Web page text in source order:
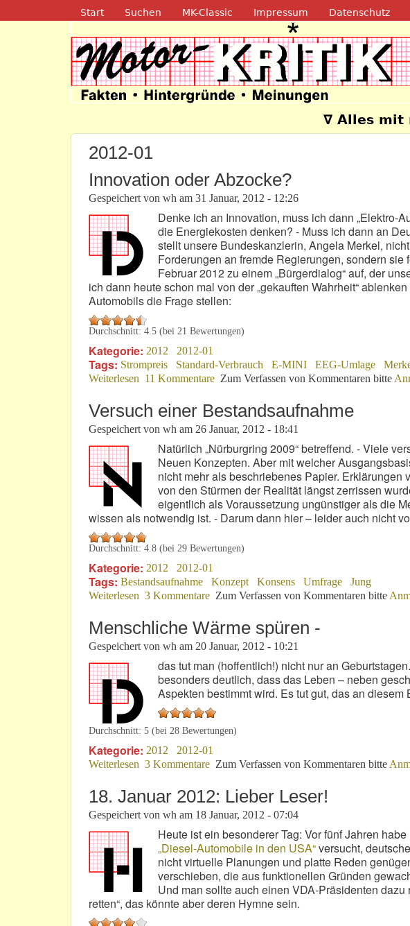
Navigation
Start Suchen MK-Classic Impressum Datenschutz
Motor-Kritik.de∇ Alles mit
2012-01
Innovation oder Abzocke?
Gespeichert von wh am 31 Januar, 2012 - 12:26
Denke ich an Innovation, muss ich dann „Elektro-
die Energiekosten denken? - Muss ich dann an
stellt unsere Bundeskanzlerin, Angela Merkel,
Forderungen an fremde Regierungen, sondern sie
Februar 2012 zu einem „Bürgerdialog“ auf, der
ich dann heute schon mal von der „gekauften Wahrheit“
Automobils die Frage stellen:
Durchschnitt: 4.5 (bei 21 Bewertungen)
Kategorie: 2012 2012-01
Tags: Strompreis Standard-Verbrauch E-MINI EEG-Umlage
Weiterlesen über Innovation oder Abzocke?
11 Kommentare Zum Verfassen von Kommentaren bitte
Versuch einer Bestandsaufnahme
Gespeichert von wh am 26 Januar, 2012 - 18:41
Natürlich „Nürburgring 2009“ betreffend. - Viele
Neuen Konzepten. Aber mit welcher
nicht mehr als beschriebenes Papier. Erklärungen
von den Stürmen der Realität längst zerrissen
eigentlich als Voraussetzung ungünstiger als die
wissen als notwendig ist. - Darum dann hier – leider auch nicht
Durchschnitt: 4.8 (bei 29 Bewertungen)
Kategorie: 2012 2012-01
Tags: Bestandsaufnahme Konzept Konsens Umfrage
Jung
Weiterlesen über Versuch einer Bestandsaufnahme
3 Kommentare Zum Verfassen von Kommentaren bitte
Menschliche Wärme spüren -
Gespeichert von wh am 20 Januar, 2012 - 10:21
das tut man (hoffentlich!) nicht nur an
besonders deutlich, dass das Leben – neben
Aspekten bestimmt wird. Es tut gut, das an diesem
Durchschnitt: 5 (bei 28 Bewertungen)
Kategorie: 2012
2012-01
Weiterlesen über Menschliche Wärme spüren -
3 Kommentare Zum Verfassen von Kommentaren bitte
18. Januar 2012: Lieber Leser!
Gespeichert von wh am 18 Januar, 2012 - 07:04
Heute ist ein besonderer Tag: Vor fünf Jahren
„Diesel-Automobile in den USA“versucht,
nicht virtuelle Planungen und platte Reden
verschieben, die aus funktionellen Gründen
Und man sollte auch einen VDA-Präsidenten dazu
retten“, das könnte aber deren Hymne sein.